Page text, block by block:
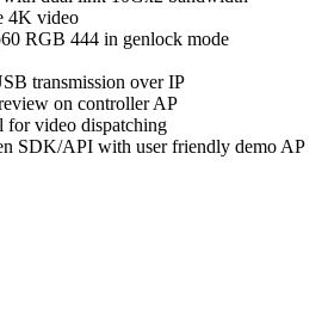
4K video
RGB 444 in genlock mode
transmission over IP
on controller AP
for video dispatching
SDK/API with user friendly demo AP